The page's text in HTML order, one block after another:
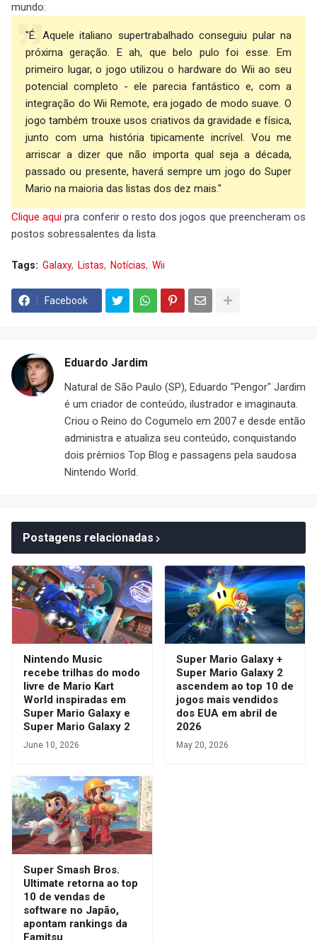
mundo:
"É. Aquele italiano supertrabalhado conseguiu pular na
próxima geração. E ah, que belo pulo foi esse. Em
primeiro lugar, o jogo utilizou o hardware do Wii ao seu
potencial completo - ele parecia fantástico e, com a
integração do Wii Remote, era jogado de modo suave. O
jogo também trouxe usos criativos da gravidade e física,
junto com uma história tipicamente incrível. Vou me
arriscar a dizer que não importa qual seja a década,
passado ou presente, haverá sempre um jogo do Super
Mario na maioria das listas dos dez mais."
Clique aqui pra conferir o resto dos jogos que preencheram os
postos sobressalentes da lista.
Tags: Galaxy Listas Notícias Wii
Facebook
Eduardo Jardim
Natural de São Paulo (SP), Eduardo "Pengor" Jardim
é um criador de conteúdo, ilustrador e imaginauta.
Criou o Reino do Cogumelo em 2007 e desde então
administra e atualiza seu conteúdo, conquistando
dois prêmios Top Blog e passagens pela saudosa
Nintendo World.
Postagens relacionadas
Nintendo Music
recebe trilhas do modo
livre de Mario Kart
World inspiradas em
Super Mario Galaxy e
Super Mario Galaxy 2
June 10, 2026
Super Mario Galaxy +
Super Mario Galaxy 2
ascendem ao top 10 de
jogos mais vendidos
dos EUA em abril de
2026
May 20, 2026
Super Smash Bros.
Ultimate retorna ao top
10 de vendas de
software no Japão,
apontam rankings da
Famitsu